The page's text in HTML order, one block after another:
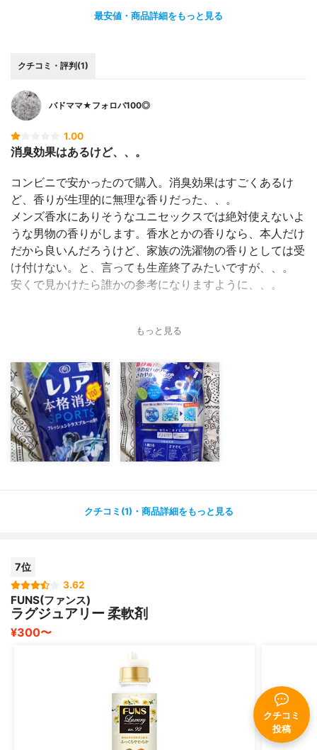
クチコミ
投稿
最安値・商品詳細をもっと見る
クチコミ・評判(1)
バドママ★フォロバ100◎
1.00
消臭効果はあるけど、、。
コンビニで安かったので購入。消臭効果はすごくあるけ
ど、香りが生理的に無理な香りだった、、。
メンズ香水にありそうなユニセックスでは絶対使えないよ
うな男物の香りがします。香水とかの香りなら、本人だけ
だから良いんだろうけど、家族の洗濯物の香りとしては受
け付けない。と、言っても生産終了みたいですが、、。
安くで見かけたら誰かの参考になりますように、、。
もっと見る
クチコミ(1)・商品詳細をもっと見る
7位
3.62
FUNS(ファンス)
ラグジュアリー 柔軟剤
¥300〜